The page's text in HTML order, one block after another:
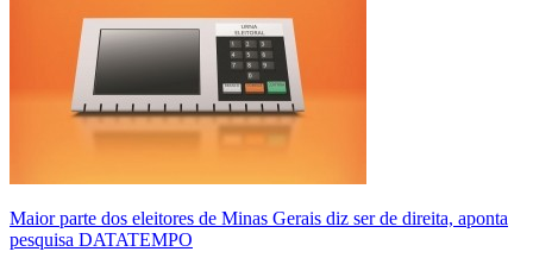
Maior parte dos eleitores de Minas Gerais diz ser de direita, aponta
pesquisa DATATEMPO